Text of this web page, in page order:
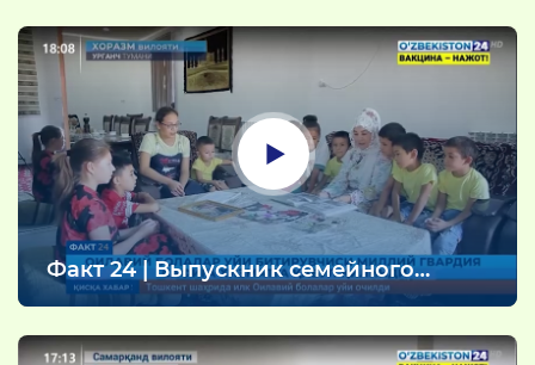
Факт 24 | Выпускник семейного
детского дома принят на службу в
(09.08.2021)